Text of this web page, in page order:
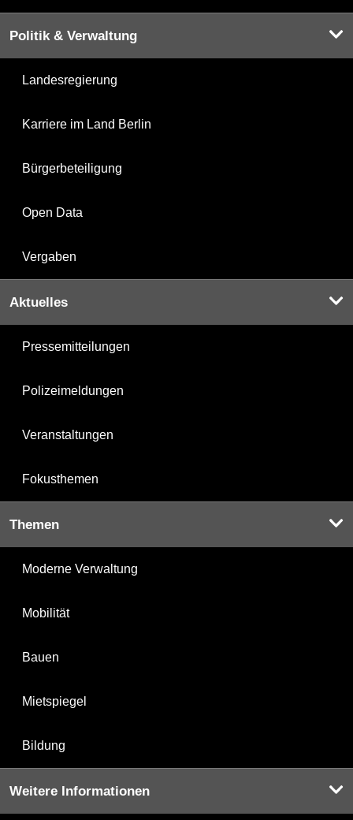
Politik & Verwaltung
Landesregierung
Karriere im Land Berlin
Bürgerbeteiligung
Open Data
Vergaben
Aktuelles
Pressemitteilungen
Polizeimeldungen
Veranstaltungen
Fokusthemen
Themen
Moderne Verwaltung
Mobilität
Bauen
Mietspiegel
Bildung
Weitere Informationen